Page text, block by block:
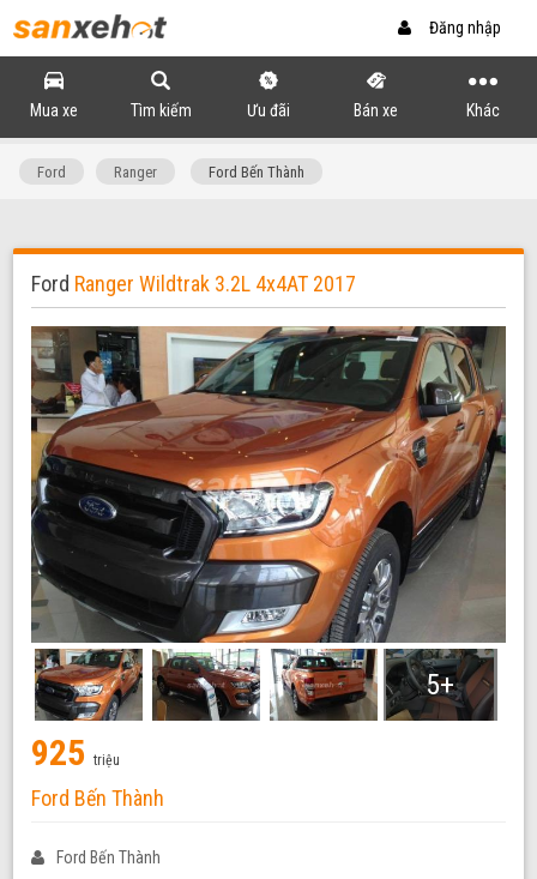
Đăng nhập
Mua xe Tìm kiếm Ưu đãi Bán xe Khác
Ford Ranger Ford Bến Thành
Ford Ranger Wildtrak 3.2L 4x4AT 2017
5+
925triệu
Ford Bến Thành
Ford Bến Thành